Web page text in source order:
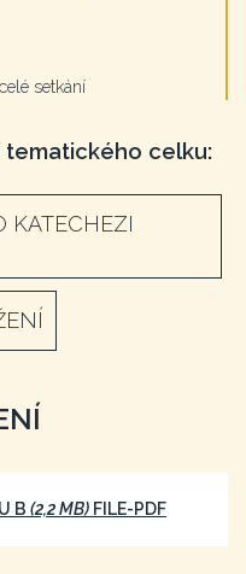
setkání
tematického celku:
KATECHEZI
B (2,2 MB) FILE-PDF